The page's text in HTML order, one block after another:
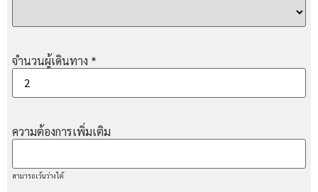
จำนวนผู้เดินทาง *
ความต้องการเพิ่มเติม
สามารถเว้นว่างได้